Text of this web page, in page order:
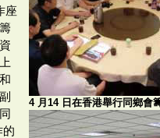
座
的
4 月14 日在香港舉行同鄉會